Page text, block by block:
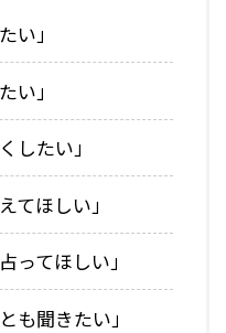
い」
い」
したい」
てほしい」
ってほしい」
も聞きたい」